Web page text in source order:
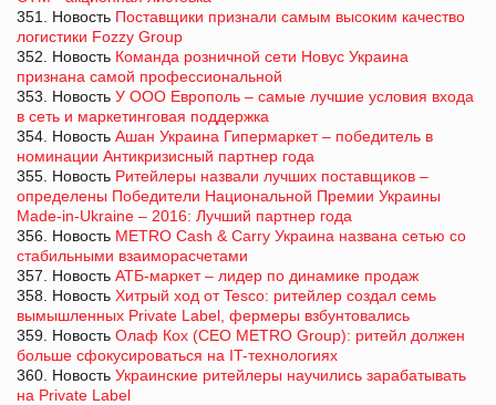
351. Новость Поставщики признали самым высоким качество
логистики Fozzy Group
352. Новость Команда розничной сети Новус Украина
признана самой профессиональной
353. Новость У ООО Европоль – самые лучшие условия входа
в сеть и маркетинговая поддержка
354. Новость Ашан Украина Гипермаркет – победитель в
номинации Антикризисный партнер года
355. Новость Ритейлеры назвали лучших поставщиков –
определены Победители Национальной Премии Украины
Made-in-Ukraine – 2016: Лучший партнер года
356. Новость METRO Cash & Carry Украина названа сетью со
стабильными взаиморасчетами
357. Новость АТБ-маркет – лидер по динамике продаж
358. Новость Хитрый ход от Tesco: ритейлер создал семь
вымышленных Private Label, фермеры взбунтовались
359. Новость Олаф Кох (CEO METRO Group): ритейл должен
больше сфокусироваться на IT-технологиях
360. Новость Украинские ритейлеры научились зарабатывать
на Private Label